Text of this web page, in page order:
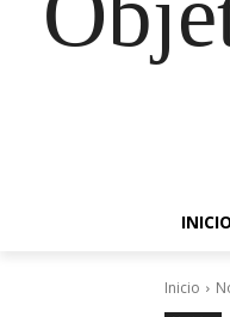
INICIO
Inicio